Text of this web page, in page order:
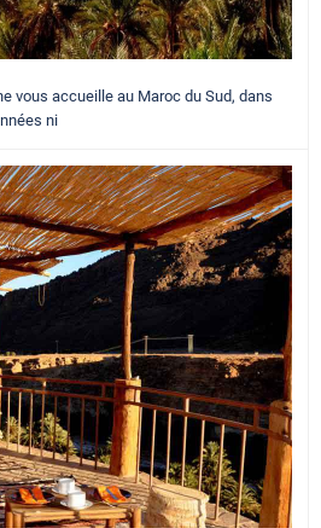
vous accueille au Maroc du Sud, dans
ni